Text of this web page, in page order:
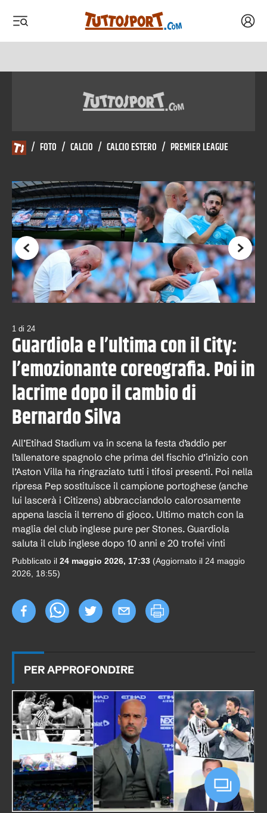
/ FOTO / CALCIO / CALCIO ESTERO / PREMIER LEAGUE
Precedente
1 di 24
Guardiola e l’ultima con il City:
l’emozionante coreografia. Poi in
lacrime dopo il cambio di
Bernardo Silva
All’Etihad Stadium va in scena la festa d’addio per
l’allenatore spagnolo che prima del fischio d’inizio con
l’Aston Villa ha ringraziato tutti i tifosi presenti. Poi nella
ripresa Pep sostituisce il campione portoghese (anche
lui lascerà i Citizens) abbracciandolo calorosamente
appena lascia il terreno di gioco. Ultimo match con la
maglia del club inglese pure per Stones. Guardiola
saluta il club inglese dopo 10 anni e 20 trofei vinti
Pubblicato il 24 maggio 2026, 17:33 (Aggiornato il 24 maggio
2026, 18:55)
PER APPROFONDIRE